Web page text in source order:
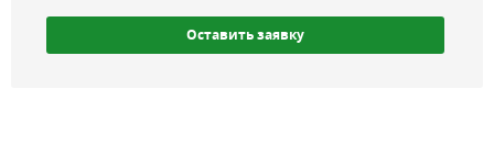
Оставить заявку